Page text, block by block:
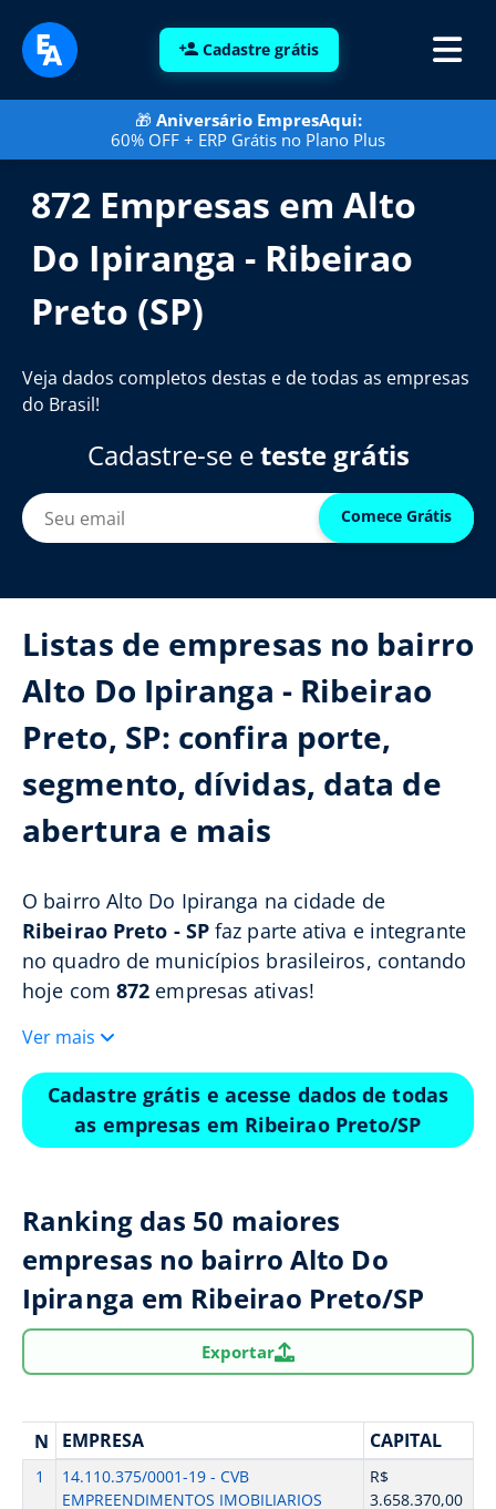
Cadastre grátis
🎁 Aniversário EmpresAqui:
60% OFF + ERP Grátis no Plano Plus
872 Empresas em Alto
Do Ipiranga - Ribeirao
Preto (SP)
Veja dados completos destas e de todas as empresas
do Brasil!
Cadastre-se eteste grátis
Comece Grátis
Listas de empresas no bairro
Alto Do Ipiranga - Ribeirao
Preto, SP: confira porte,
segmento, dívidas, data de
abertura e mais
O bairro Alto Do Ipiranga na cidade de
Ribeirao Preto - SPfaz parte ativa e integrante
no quadro de municípios brasileiros, contando
hoje com 872 empresas ativas!
Ver mais
Cadastre grátis e acesse dados de todas
as empresas em Ribeirao Preto/SP
Ranking das 50 maiores
empresas no bairro Alto Do
Ipiranga em Ribeirao Preto/SP
Exportar
N EMPRESA CAPITAL
1
14.110.375/0001-19 - CVB
EMPREENDIMENTOS IMOBILIARIOS
R$
3.658.370,00